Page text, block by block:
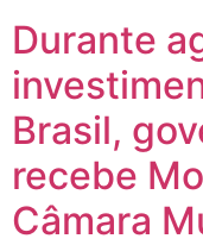
Durante
Brasil,
recebe
Câmara